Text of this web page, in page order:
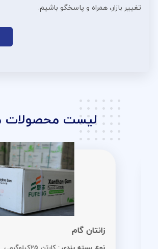
تغییر بازار، همراه و پاسخگو باشیم.
لیست محصولات
زانتان گام